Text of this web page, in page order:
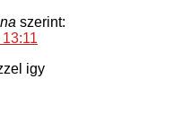
szerint:
igy